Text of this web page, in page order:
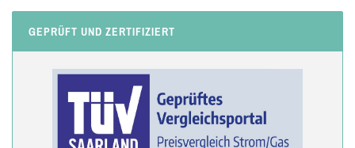
GEPRÜFT UND ZERTIFIZIERT